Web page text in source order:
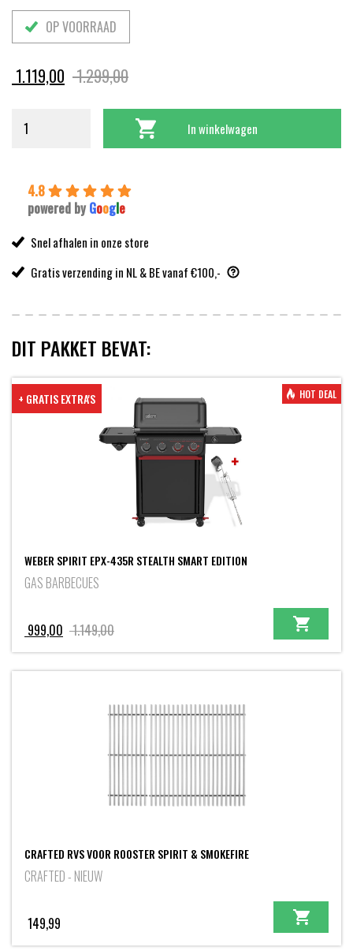
OP VOORRAAD
1.299,00Oorspronkelijke
prijs
was:
1.119,00
Huidige
prijs
is:
In winkelwagen
4.8
powered by Google
Snel afhalen in onze store
Gratis verzending in NL & BE vanaf €100,-
DIT PAKKET BEVAT:
+ GRATIS EXTRA'S HOT DEAL
WEBER SPIRIT EPX-435R STEALTH SMART EDITION
GAS BARBECUES
1.149,00Oorspronkelijke
prijs
was:
999,00
Huidige
prijs
is:
CRAFTED RVS VOOR ROOSTER SPIRIT & SMOKEFIRE
CRAFTED - NIEUW
149,99